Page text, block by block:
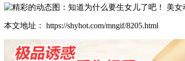
本文地址： https://shyhot.com/mngif/8205.html